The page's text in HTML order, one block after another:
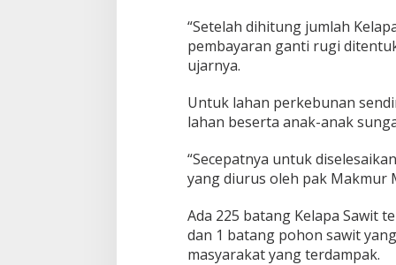
“Setelah dihitung jumlah
pembayaran ganti rugi
ujarnya.
Untuk lahan perkebunan
lahan beserta anak-anak
“Secepatnya untuk
yang diurus oleh pak Makmur
Ada 225 batang Kelapa Sawit
dan 1 batang pohon sawit
masyarakat yang terdampak.